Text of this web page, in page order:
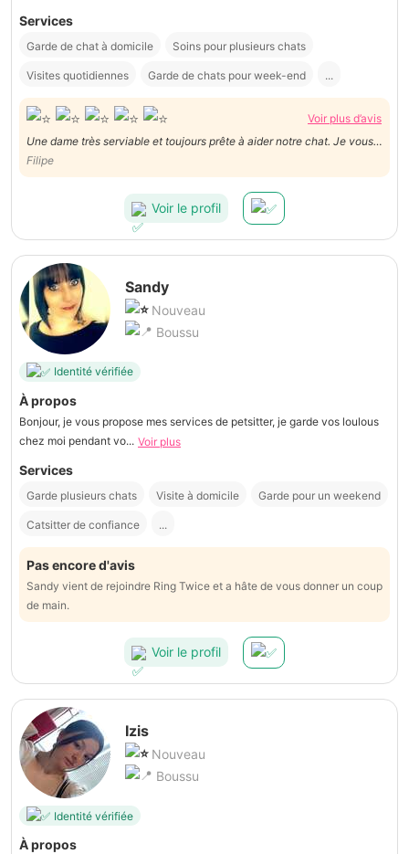
Services
Garde de chat à domicile Soins pour plusieurs chats
Visites quotidiennes Garde de chats pour week-end ...
Voir plus d’avis
Une dame très serviable et toujours prête à aider notre chat. Je vous
contacterai certainement pour les prochaines vacances.
Filipe
Voir le profil
Sandy
Nouveau
Boussu
Identité vérifiée
À propos
Bonjour, je vous propose mes services de petsitter, je garde vos loulous
chez moi pendant vo... Voir plus
Services
Garde plusieurs chats Visite à domicile Garde pour un weekend
Catsitter de confiance ...
Pas encore d'avis
Sandy vient de rejoindre Ring Twice et a hâte de vous donner un coup
de main.
Voir le profil
Izis
Nouveau
Boussu
Identité vérifiée
À propos